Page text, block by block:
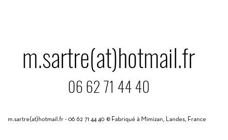
m.sartre(at)hotmail.fr
06 62 71 44 40
m.sartre(at)hotmail.fr - 06 62 71 44 40 © Fabriqué à Mimizan, Landes, France